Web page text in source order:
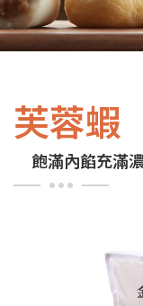
芙蓉蝦
飽滿內餡充滿